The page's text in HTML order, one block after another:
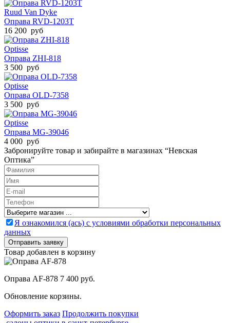
Ruud Van Dyke
Оправа RVD-1203T
16 200 руб
Optisse
Оправа ZHI-818
3 500 руб
Optisse
Оправа OLD-7358
3 500 руб
Optisse
Оправа MG-39046
4 000 руб
Забронируйте товар и забирайте в магазинах “Невская
Оптика”
Я ознакомился (ась) с условиями обработки персональных
данных
Товар добавлен в корзину
Оправа AF-878 7 400 руб.
Обновление корзины.
Оформить заказ Продолжить покупки